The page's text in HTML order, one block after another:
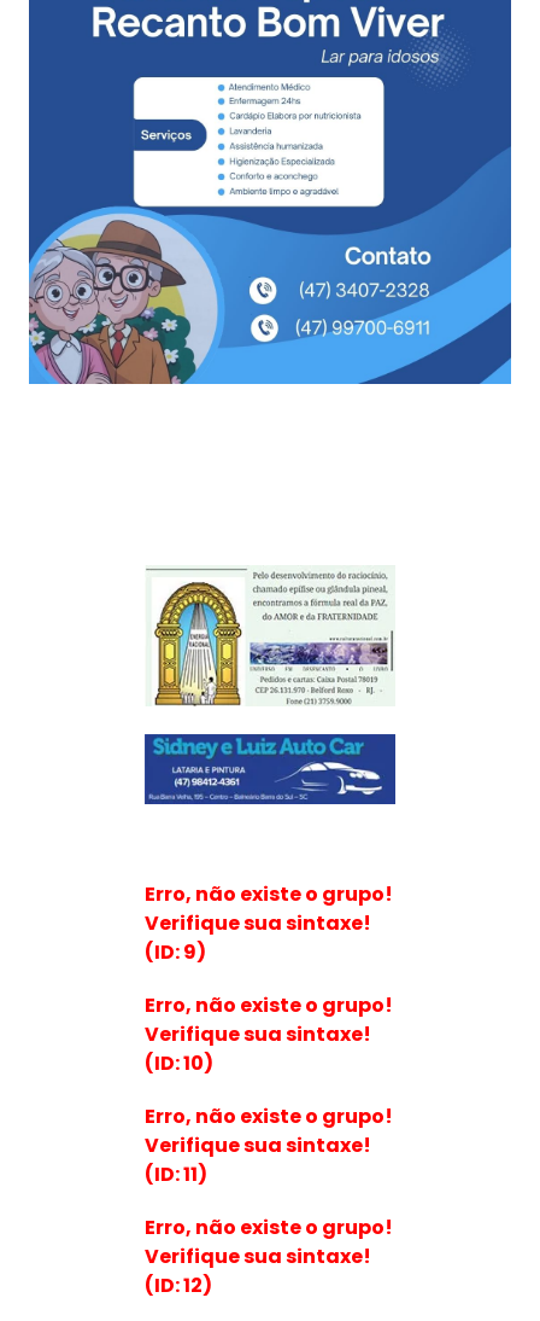
Erro, não existe o grupo!
Verifique sua sintaxe!
(ID: 9)
Erro, não existe o grupo!
Verifique sua sintaxe!
(ID: 10)
Erro, não existe o grupo!
Verifique sua sintaxe!
(ID: 11)
Erro, não existe o grupo!
Verifique sua sintaxe!
(ID: 12)